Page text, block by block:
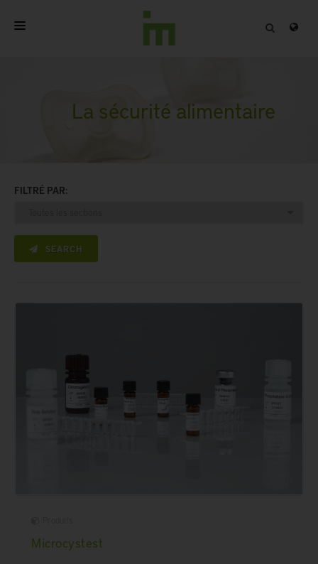
CONTACT
La sécurité alimentaire
FILTRÉ PAR:
SEARCH
Microcystest